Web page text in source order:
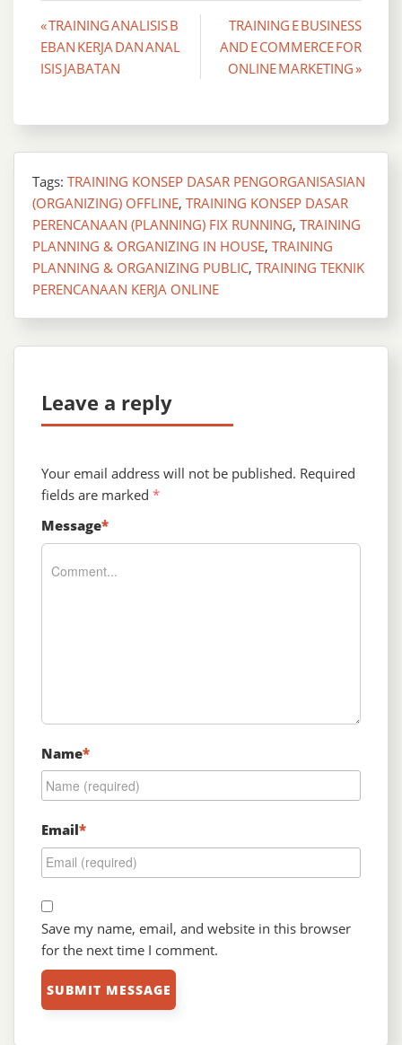
Post
navigation
« TRAINING ANALISIS B
EBAN KERJA DAN ANAL
ISIS JABATAN
TRAINING E BUSINESS
AND E COMMERCE FOR
ONLINE MARKETING »
Tags: TRAINING KONSEP DASAR PENGORGANISASIAN
(ORGANIZING) OFFLINE, TRAINING KONSEP DASAR
PERENCANAAN (PLANNING) FIX RUNNING, TRAINING
PLANNING & ORGANIZING IN HOUSE, TRAINING
PLANNING & ORGANIZING PUBLIC, TRAINING TEKNIK
PERENCANAAN KERJA ONLINE
Leave a reply
Your email address will not be published. Required
fields are marked *
Message*
Name*
Email*
Save my name, email, and website in this browser
for the next time I comment.